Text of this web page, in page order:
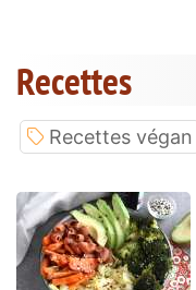
Recettes
Recettes végan